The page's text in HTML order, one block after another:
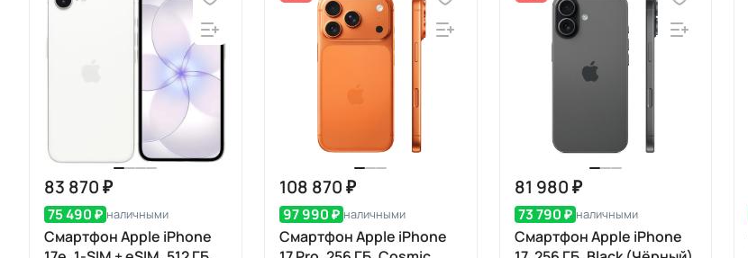
83 870 ₽
75 490 ₽ наличными
Смартфон Apple iPhone
108 870 ₽
97 990 ₽ наличными
Смартфон Apple iPhone
81 980 ₽
73 790 ₽ наличными
Смартфон Apple iPhone